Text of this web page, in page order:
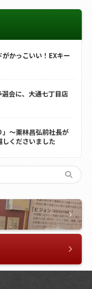
かっこいい！EXキー
会に、大通七丁目店
」～栗林昌弘前社長が
くださいました